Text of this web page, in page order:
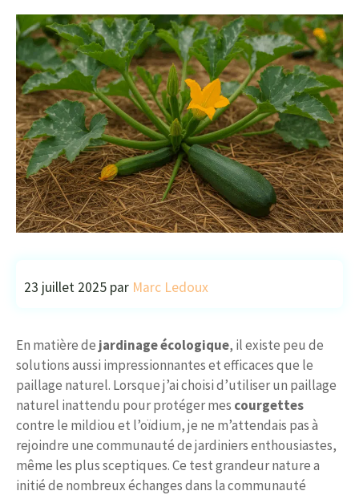
23 juillet 2025 par Marc Ledoux
En matière de jardinage écologique, il existe peu de
solutions aussi impressionnantes et efficaces que le
paillage naturel. Lorsque j’ai choisi d’utiliser un paillage
naturel inattendu pour protéger mes courgettes
contre le mildiou et l’oïdium, je ne m’attendais pas à
rejoindre une communauté de jardiniers enthousiastes,
même les plus sceptiques. Ce test grandeur nature a
initié de nombreux échanges dans la communauté